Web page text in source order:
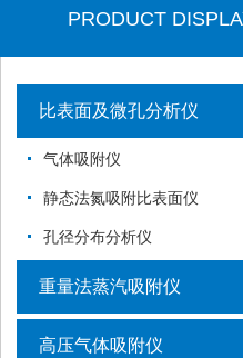
PRODUCT
比表面及微孔分析仪
气体吸附仪
静态法氮吸附比表面仪
孔径分布分析仪
重量法蒸汽吸附仪
高压气体吸附仪